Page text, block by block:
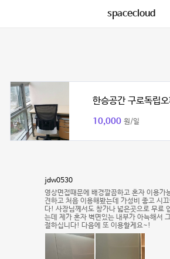
spacecloud
한승공간 구로독립
10,000 원/일
jdw0530
영상면접때문에 배경깔끔하고 혼자 이용가
견하고 처음 이용해봤는데 가성비 좋고 시
다! 사장님께서도 창가나 넓은곳으로 무료
는데 제가 혼자 벽면있는 내부가 아늑해서
절하십니다! 다음에 또 이용할게요~!